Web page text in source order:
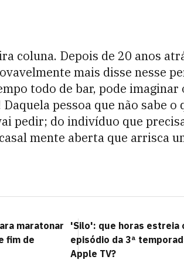
coluna. Depois de 20 anos
mais disse nesse
todo de bar, pode imaginar
pessoa que não sabe o
pedir; do indivíduo que
mente aberta que arrisca
maratonar
fim de
'Silo': que horas estreia
episódio da 3ª
Apple TV?